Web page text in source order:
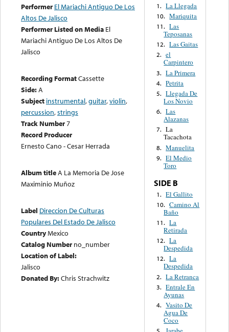
Performer El Mariachi Antiguo De Los
Altos De Jalisco
Performer Listed on Media El
Mariachi Antiguo De Los Altos De
Jalisco
Recording FormatCassette
Side:A
Subject instrumental,guitar,violin,
percussion,strings
Track Number7
Record Producer
Ernesto Cano - Cesar Herrada
Album titleA La Memoria De Jose
Maximinio Muñoz
Label Direccion De Culturas
Populares Del Estado De Jalisco
CountryMexico
Catalog Number no_number
Location of Label:
Jalisco
Donated By:Chris Strachwitz
1. La Llegada
10. Mariquita
11. Las
Teposanas
12. Las Gaitas
2. el
Carpintero
3. La Primera
4. Petrita
5. Llegada De
Los Novio
6. Las
Alazanas
7. La
Tacachota
8. Manuelita
9. El Medio
Toro
SIDE B
1. El Gallito
10. Camino Al
Baño
11. La
Retirada
12. La
Despedida
12. La
Despedida
2. La Retranca
3. Entrale En
Ayunas
4. Vasito De
Agua De
Coco